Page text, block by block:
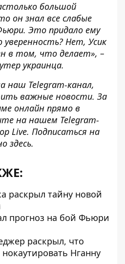
большой
он знал все слабые
Это придало ему
Нет, Усик
в том, что делает», –
украинца.
наш Telegram-канал,
важные новости. За
онлайн прямо в
на нашем Telegram-
Live. Подписаться на
здесь.
раскрыл тайну новой
прогноз на бой Фьюри
раскрыл, что
Нганну